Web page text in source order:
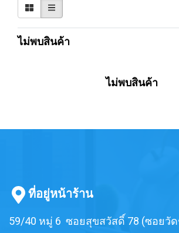
ไม่พบสินค้า
ไม่พบสินค้า
ที่อยู่หน้าร้าน
59/40 หมู่ 6 ซอยสุขสวัสดิ์ 78 (ซอยวัด